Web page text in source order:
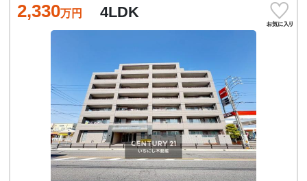
2,330万円 4LDK